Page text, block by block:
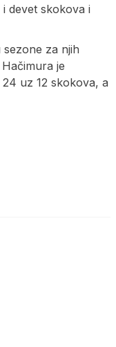
devet skokova i
sezone za njih
je
uz 12 skokova, a